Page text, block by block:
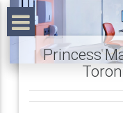
Princess